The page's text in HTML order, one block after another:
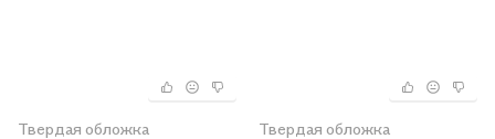
Твердая обложка Твердая обложка